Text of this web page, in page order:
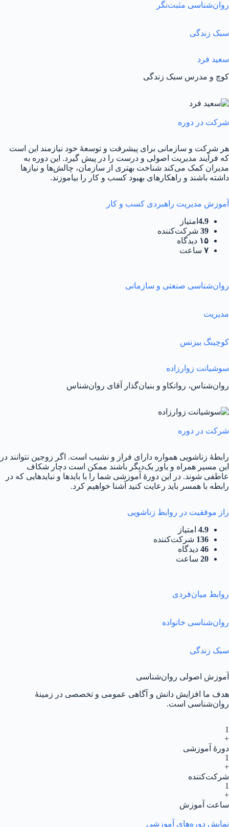
روان‌شناسی مثبت‌نگر
سبک زندگی
سعید فرد
کوچ و مدرس سبک زندگی
شرکت در دوره
هر شرکت و سازمانی برای پیشرفت و توسعهٔ خود نیازمند این است
که فرآیند مدیریت اصولی و درست را در پیش گیرد. این دوره به
مدیران کمک می‌کند شناخت بهتری از سازمان، چالش‌ها و نیازها
داشته باشند و راهکارهای بهبود کسب و کار را بیاموزند.
آموزش مدیریت راهبردی کسب و کار
4.9 امتیاز
39 شرکت‌کننده
۱۵ دیدگاه
۷ ساعت
روان‌شناسی صنعتی و سازمانی
مدیریت
کوچینگ بیزنس
سوشیانت زوارزاده
روان‌شناس، روانکاو و بنیان‌گذار آقای روان‌شناس
شرکت در دوره
رابطهٔ زناشویی همواره دارای فراز و نشیب است. اگر زوجین نتوانند در
این مسیر همراه و یاور یک‌دیگر باشند ممکن است دچار شکاف
عاطفی شوند. در این دورهٔ آموزشی شما را با بایدها و نبایدهایی که در
رابطه با همسر باید رعایت کنید آشنا خواهیم کرد.
راز موفقیت در روابط زناشویی
4.9 امتیاز
136 شرکت‌کننده
46 دیدگاه
20 ساعت
روابط میان‌فردی
روان‌شناسی خانواده
سبک زندگی
آموزش اصولی روان‌شناسی
هدف ما افزایش دانش و آگاهی عمومی و تخصصی در زمینهٔ
روان‌شناسی است.
1
+
دورهٔ آموزشی
1
+
شرکت‌کننده
1
+
ساعت آموزش
نمایش دوره‌های آموزشی